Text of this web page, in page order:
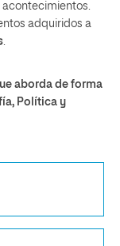
acontecimientos.
adquiridos a
.
aborda de forma
Política y